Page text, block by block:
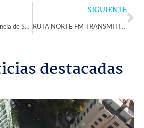
Gobierno acepta renuncia de Seremi de Economía, Fomento y Turismo
SIGUIENTE
RUTA NORTE FM TRANSMITIRÁ DEBATE RADIAL SOBRE PRIMARIAS PRESIDENCIALES EN CADENA REGIONAL
destacadas